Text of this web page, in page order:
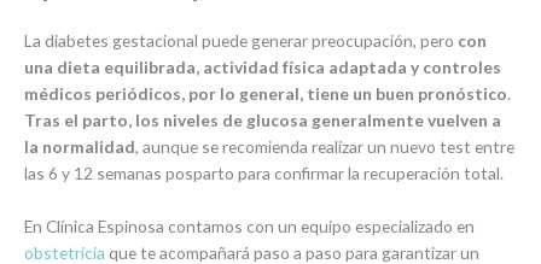
La diabetes gestacional puede generar preocupación, pero con
una dieta equilibrada, actividad física adaptada y controles
médicos periódicos, por lo general, tiene un buen pronóstico.
Tras el parto, los niveles de glucosa generalmente vuelven a
la normalidad, aunque se recomienda realizar un nuevo test entre
las 6 y 12 semanas posparto para confirmar la recuperación total.
En Clínica Espinosa contamos con un equipo especializado en
obstetricia que te acompañará paso a paso para garantizar un